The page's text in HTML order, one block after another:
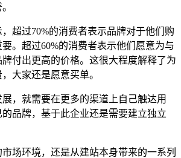
超过70%的消费者表示品牌对于他们购
。超过60%的消费者表示他们愿意为与
付出更高的价格。这很大程度解释了为
大家还是愿意买单。
，就需要在更多的渠道上自己触达用
品牌，基于此企业还是需要建立独立
场环境，还是从建站本身带来的一系列